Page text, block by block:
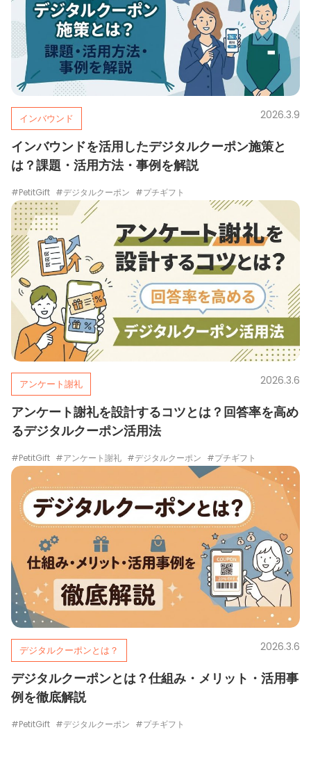
インバウンド 2026.3.9
インバウンドを活用したデジタルクーポン施策と
は？課題・活用方法・事例を解説
#PetitGift #デジタルクーポン #プチギフト
アンケート謝礼 2026.3.6
アンケート謝礼を設計するコツとは？回答率を高め
るデジタルクーポン活用法
#PetitGift #アンケート謝礼 #デジタルクーポン #プチギフト
デジタルクーポンとは？ 2026.3.6
デジタルクーポンとは？仕組み・メリット・活用事
例を徹底解説
#PetitGift #デジタルクーポン #プチギフト